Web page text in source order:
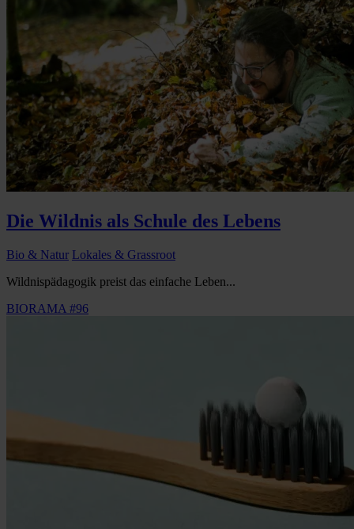
Die Wildnis als Schule des Lebens
Bio & Natur Lokales & Grassroot
Wildnispädagogik preist das einfache Leben...
BIORAMA #96